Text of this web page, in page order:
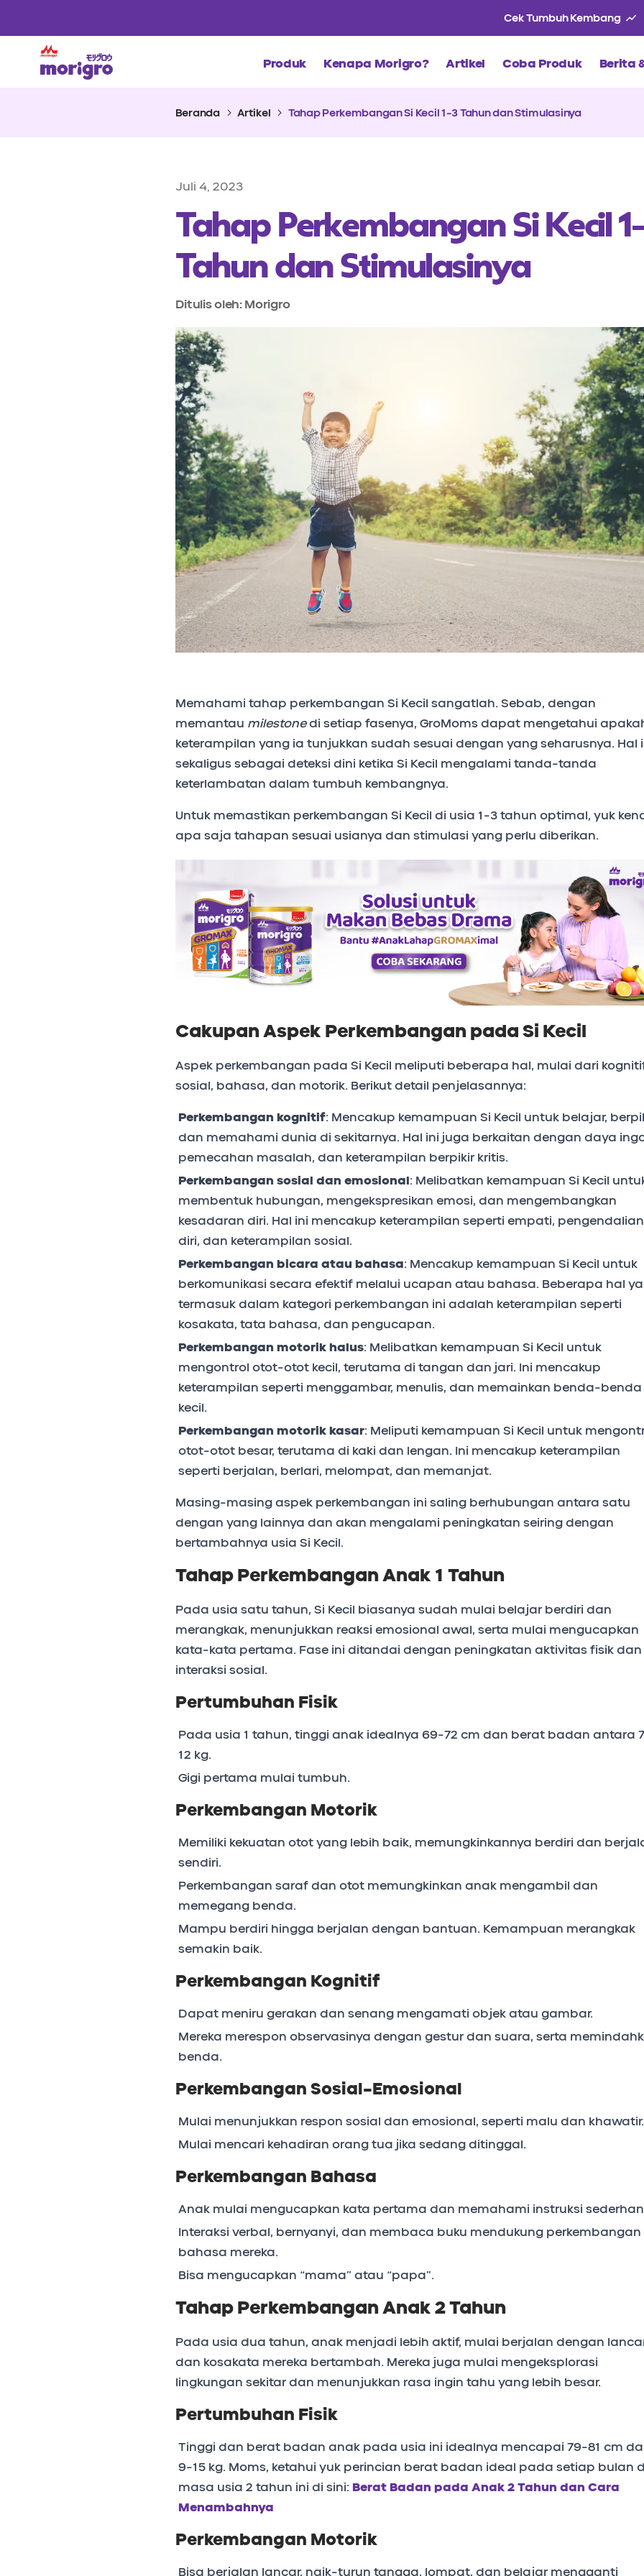
Cek Tumbuh Kembang
Produk Kenapa Morigro? Artikel Coba Produk Berita
Beranda Artikel Tahap Perkembangan Si Kecil 1-3 Tahun dan Stimulasinya
Juli 4, 2023
Tahap Perkembangan Si Kecil
Tahun dan Stimulasinya
Ditulis oleh: Morigro
Memahami tahap perkembangan Si Kecil sangatlah. Sebab, dengan
memantau milestonedi setiap fasenya, GroMoms dapat mengetahui
keterampilan yang ia tunjukkan sudah sesuai dengan yang seharusnya. Hal
sekaligus sebagai deteksi dini ketika Si Kecil mengalami tanda-tanda
keterlambatan dalam tumbuh kembangnya.
Untuk memastikan perkembangan Si Kecil di usia 1-3 tahun optimal, yuk
apa saja tahapan sesuai usianya dan stimulasi yang perlu diberikan.
Cakupan Aspek Perkembangan pada Si Kecil
Aspek perkembangan pada Si Kecil meliputi beberapa hal, mulai dari
sosial, bahasa, dan motorik. Berikut detail penjelasannya:
Perkembangan kognitif: Mencakup kemampuan Si Kecil untuk belajar,
dan memahami dunia di sekitarnya. Hal ini juga berkaitan dengan daya
pemecahan masalah, dan keterampilan berpikir kritis.
Perkembangan sosial dan emosional: Melibatkan kemampuan Si Kecil
membentuk hubungan, mengekspresikan emosi, dan mengembangkan
kesadaran diri. Hal ini mencakup keterampilan seperti empati, pengendalian
diri, dan keterampilan sosial.
Perkembangan bicara atau bahasa: Mencakup kemampuan Si Kecil untuk
berkomunikasi secara efektif melalui ucapan atau bahasa. Beberapa hal
termasuk dalam kategori perkembangan ini adalah keterampilan seperti
kosakata, tata bahasa, dan pengucapan.
Perkembangan motorik halus: Melibatkan kemampuan Si Kecil untuk
mengontrol otot-otot kecil, terutama di tangan dan jari. Ini mencakup
keterampilan seperti menggambar, menulis, dan memainkan benda-benda
kecil.
Perkembangan motorik kasar: Meliputi kemampuan Si Kecil untuk
otot-otot besar, terutama di kaki dan lengan. Ini mencakup keterampilan
seperti berjalan, berlari, melompat, dan memanjat.
Masing-masing aspek perkembangan ini saling berhubungan antara satu
dengan yang lainnya dan akan mengalami peningkatan seiring dengan
bertambahnya usia Si Kecil.
Tahap Perkembangan Anak 1 Tahun
Pada usia satu tahun, Si Kecil biasanya sudah mulai belajar berdiri dan
merangkak, menunjukkan reaksi emosional awal, serta mulai mengucapkan
kata-kata pertama. Fase ini ditandai dengan peningkatan aktivitas fisik dan
interaksi sosial.
Pertumbuhan Fisik
Pada usia 1 tahun, tinggi anak idealnya 69-72 cm dan berat badan antara
12 kg.
Gigi pertama mulai tumbuh.
Perkembangan Motorik
Memiliki kekuatan otot yang lebih baik, memungkinkannya berdiri dan
sendiri.
Perkembangan saraf dan otot memungkinkan anak mengambil dan
memegang benda.
Mampu berdiri hingga berjalan dengan bantuan. Kemampuan merangkak
semakin baik.
Perkembangan Kognitif
Dapat meniru gerakan dan senang mengamati objek atau gambar.
Mereka merespon observasinya dengan gestur dan suara, serta
benda.
Perkembangan Sosial-Emosional
Mulai menunjukkan respon sosial dan emosional, seperti malu dan khawatir.
Mulai mencari kehadiran orang tua jika sedang ditinggal.
Perkembangan Bahasa
Anak mulai mengucapkan kata pertama dan memahami instruksi
Interaksi verbal, bernyanyi, dan membaca buku mendukung perkembangan
bahasa mereka.
Bisa mengucapkan “mama” atau “papa”.
Tahap Perkembangan Anak 2 Tahun
Pada usia dua tahun, anak menjadi lebih aktif, mulai berjalan dengan
dan kosakata mereka bertambah. Mereka juga mulai mengeksplorasi
lingkungan sekitar dan menunjukkan rasa ingin tahu yang lebih besar.
Pertumbuhan Fisik
Tinggi dan berat badan anak pada usia ini idealnya mencapai 79-81 cm
9-15 kg. Moms, ketahui yuk perincian berat badan ideal pada setiap bulan
masa usia 2 tahun ini di sini: Berat Badan pada Anak 2 Tahun dan Cara
Menambahnya
Perkembangan Motorik
Bisa berjalan lancar, naik-turun tangga, lompat, dan belajar mengganti